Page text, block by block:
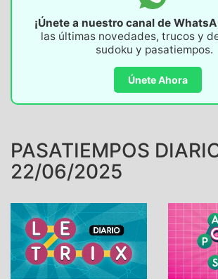
¡Únete a nuestro canal de
las últimas novedades, trucos y
sudoku y pasatiempos.
Únete Ahora
PASATIEMPOS
22/06/2025